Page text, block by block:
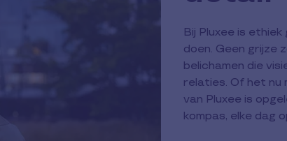
Bij Pluxee is
doen. Geen grijze
belichamen die
relaties. Of het nu
van Pluxee is
kompas, elke dag